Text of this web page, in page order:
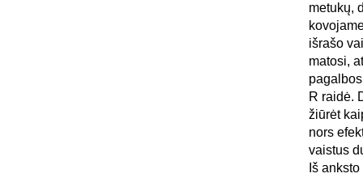
metukų,
išrašo
matosi,
R raidė.
žiūrėt
nors
vaistus
Iš